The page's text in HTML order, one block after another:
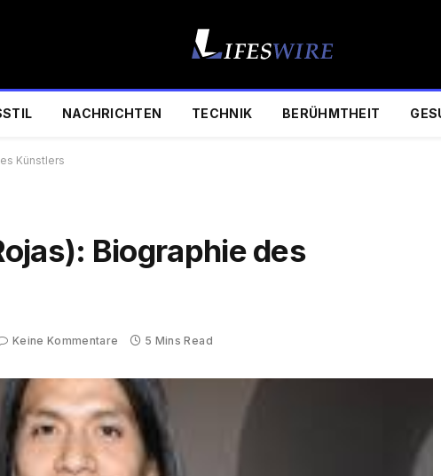
NACHRICHTEN TECHNIK BERÜHMTHEIT
Künstlers
Biographie des
Keine Kommentare 5 Mins Read